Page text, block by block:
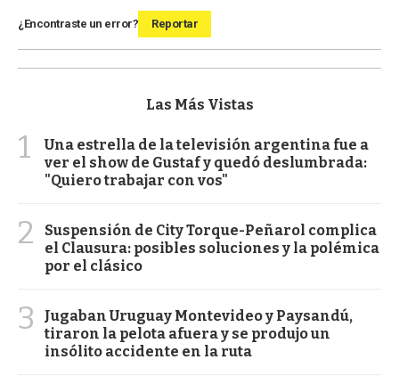
¿Encontraste un error? Reportar
Las Más Vistas
1
Una estrella de la televisión argentina fue a
ver el show de Gustaf y quedó deslumbrada:
"Quiero trabajar con vos"
2
Suspensión de City Torque-Peñarol complica
el Clausura: posibles soluciones y la polémica
por el clásico
3
Jugaban Uruguay Montevideo y Paysandú,
tiraron la pelota afuera y se produjo un
insólito accidente en la ruta